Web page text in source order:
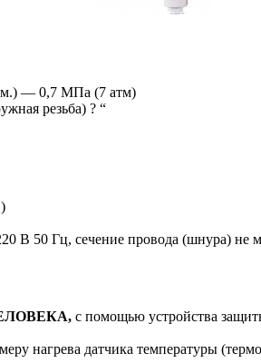
— 0,7 МПа (7 атм)
резьба) ? “
В 50 Гц, сечение провода (шнура) не
с помощью устройства
нагрева датчика температуры